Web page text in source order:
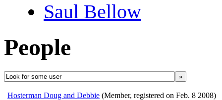
Saul Bellow
People
»
Hosterman Doug and Debbie (Member, registered on Feb. 8 2008)